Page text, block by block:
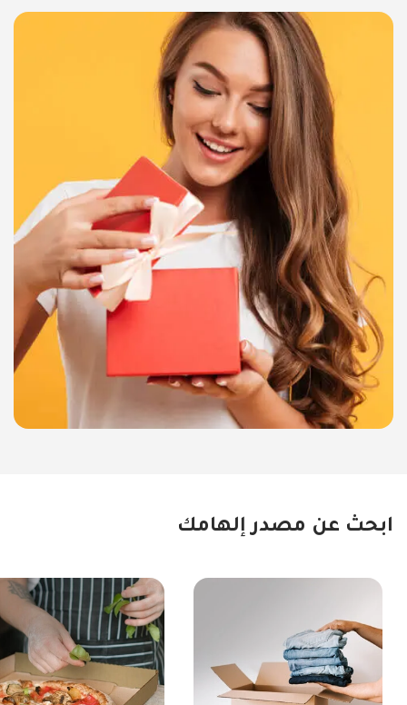
ابحث عن مصدر إلهامك